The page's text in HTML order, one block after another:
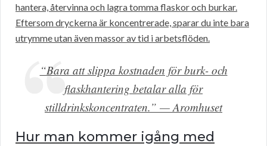
hantera, återvinna och lagra tomma flaskor och burkar.
Eftersom dryckerna är koncentrerade, sparar du inte bara
utrymme utan även massor av tid i arbetsflöden.
“Bara att slippa kostnaden för burk- och
flaskhantering betalar alla för
stilldrinkskoncentraten.” — Aromhuset
Hur man kommer igång med